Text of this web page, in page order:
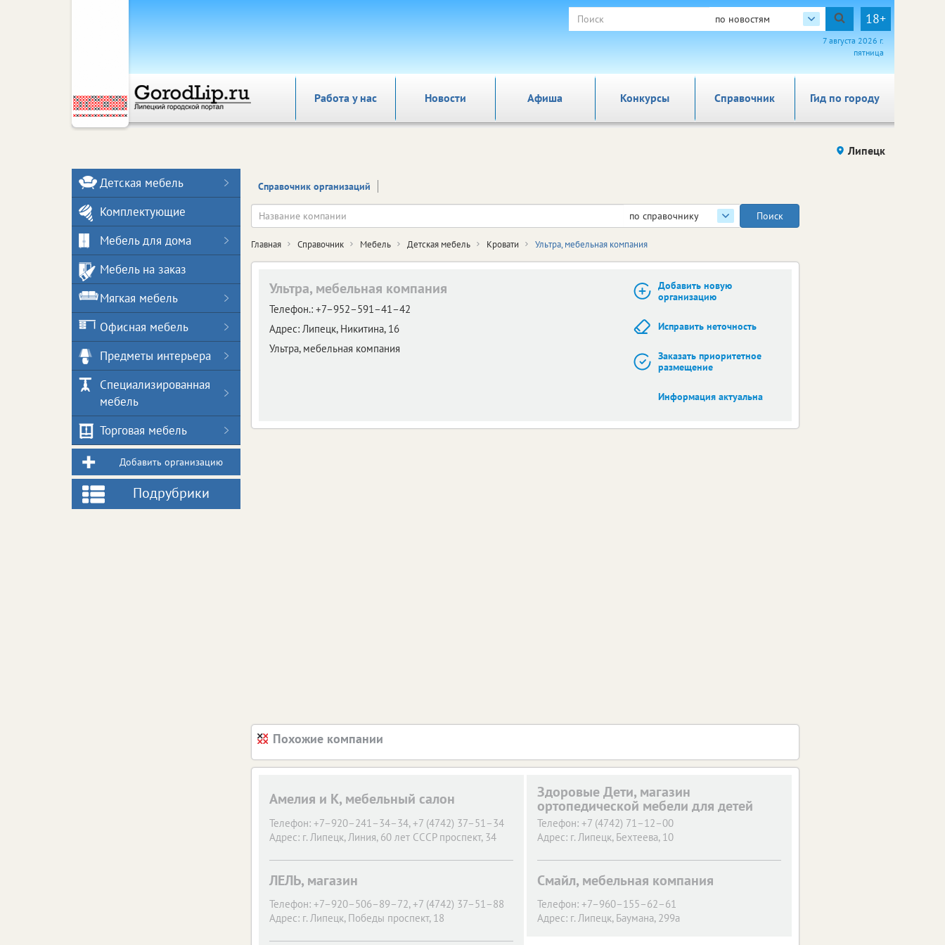
по новостям 18+
7 августа 2026 г.
пятница
Работа у нас Новости Афиша Справочник Гид по городу
Конкурсы
Липецк
Справочник организаций
по справочнику
Главная Справочник Мебель Детская мебель Кровати Ультра, мебельная компания
Ультра, мебельная компания
Телефон.: +7–952–591–41–42
Адрес: Липецк, Никитина, 16
Ультра, мебельная компания
Добавить новую
организацию
Исправить неточность
Заказать приоритетное
размещение
Информация актуальна
Похожие компании
Амелия и К, мебельный салон
Телефон: +7–920–241–34–34, +7 (4742) 37–51–34
Адрес: г. Липецк, Линия, 60 лет СССР проспект, 34
Здоровые Дети, магазин
ортопедической мебели для детей
Телефон: +7 (4742) 71–12–00
Адрес: г. Липецк, Бехтеева, 10
ЛЕЛЬ, магазин
Телефон: +7–920–506–89–72, +7 (4742) 37–51–88
Адрес: г. Липецк, Победы проспект, 18
Смайл, мебельная компания
Телефон: +7–960–155–62–61
Адрес: г. Липецк, Баумана, 299а
Детская мебель
Комплектующие
Мебель для дома
Мебель на заказ
Мягкая мебель
Офисная мебель
Предметы интерьера
Специализированная
мебель
Торговая мебель
Добавить организацию
Подрубрики